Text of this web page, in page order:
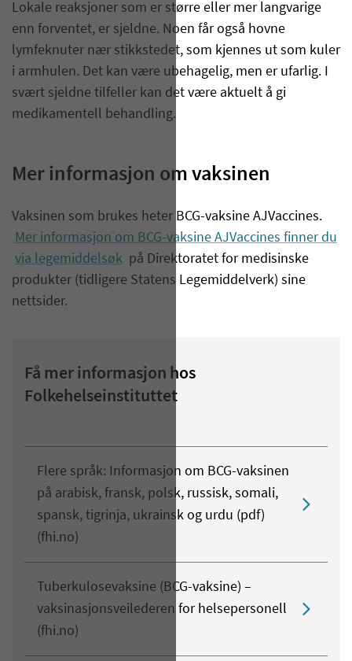
Lokale reaksjoner som er større eller mer langvarige
enn forventet, er sjeldne. Noen får også hovne
lymfeknuter nær stikkstedet, som kjennes ut som kuler
i armhulen. Det kan være ubehagelig, men er ufarlig. I
svært sjeldne tilfeller kan det være aktuelt å gi
medikamentell behandling.
Mer informasjon om vaksinen
​Vaksinen som brukes heter BCG-vaksine AJVaccines.
Mer informasjon om BCG-vaksine AJVaccines finner du
via legemiddelsøk på Direktoratet for medisinske
produkter (tidligere Statens Legemiddelverk) sine
nettsider.
Få mer informasjon hos
Folkehelseinstituttet
Flere språk: Informasjon om BCG-vaksinen
på arabisk, fransk, polsk, russisk, somali,
spansk, tigrinja, ukrainsk og urdu (pdf)
(fhi.no)
Tuberkulosevaksine (BCG-vaksine) –
vaksinasjonsveilederen for helsepersonell
(fhi.no)